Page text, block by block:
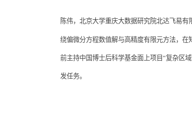
陈伟，北京大学重庆大数据研究院北达飞易
绕偏微分方程数值解与高精度有限元方法，在
前主持中国博士后科学基金面上项目“复杂区
发任务。